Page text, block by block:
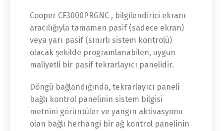
Cooper CF3000PRGNC , bilgilendirici ekranı
aracılığıyla tamamen pasif (sadece ekran)
veya yarı pasif (sınırlı sistem kontrolü)
olacak şekilde programlanabilen, uygun
maliyetli bir pasif tekrarlayıcı panelidir.
Döngü bağlandığında, tekrarlayıcı paneli
bağlı kontrol panelinin sistem bilgisi
metnini görüntüler ve yangın aktivasyonu
olan bağlı herhangi bir ağ kontrol panelinin